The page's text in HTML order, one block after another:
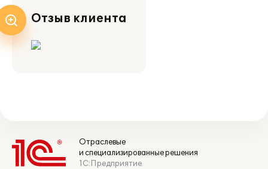
Отзыв клиента
Отраслевые
и специализированные решения
1С:Предприятие